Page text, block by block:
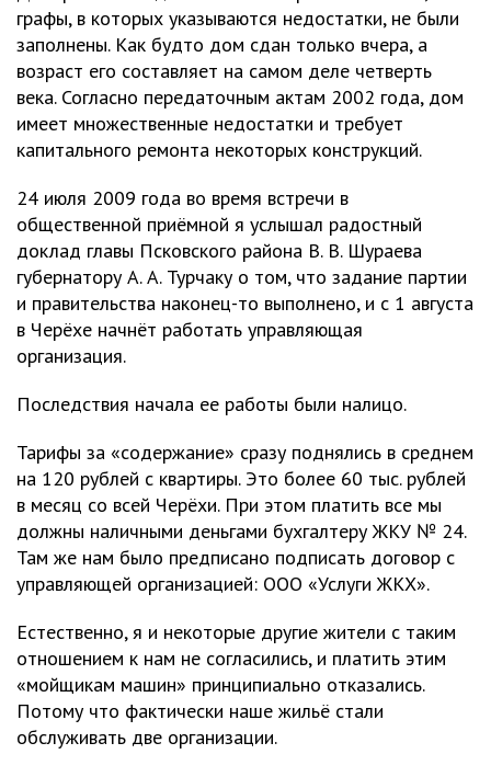
графы, в которых указываются недостатки, не были
заполнены. Как будто дом сдан только вчера, а
возраст его составляет на самом деле четверть
века. Согласно передаточным актам 2002 года, дом
имеет множественные недостатки и требует
капитального ремонта некоторых конструкций.
24 июля 2009 года во время встречи в
общественной приёмной я услышал радостный
доклад главы Псковского района В. В. Шураева
губернатору А. А. Турчаку о том, что задание партии
и правительства наконец-то выполнено, и с 1 августа
в Черёхе начнёт работать управляющая
организация.
Последствия начала ее работы были налицо.
Тарифы за «содержание» сразу поднялись в среднем
на 120 рублей с квартиры. Это более 60 тыс. рублей
в месяц со всей Черёхи. При этом платить все мы
должны наличными деньгами бухгалтеру ЖКУ № 24.
Там же нам было предписано подписать договор с
управляющей организацией: ООО «Услуги ЖКХ».
Естественно, я и некоторые другие жители с таким
отношением к нам не согласились, и платить этим
«мойщикам машин» принципиально отказались.
Потому что фактически наше жильё стали
обслуживать две организации.